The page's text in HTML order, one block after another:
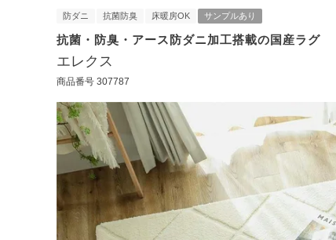
防ダニ 抗菌防臭 床暖房OK サンプルあり
抗菌・防臭・アース防ダニ加工搭載の国産ラグ
エレクス
商品番号 307787